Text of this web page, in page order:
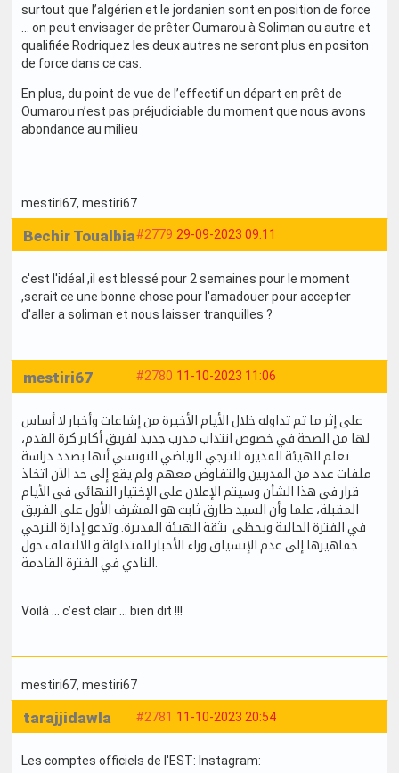
surtout que l’algérien et le jordanien sont en position de force
… on peut envisager de prêter Oumarou à Soliman ou autre et
qualifiée Rodriquez les deux autres ne seront plus en positon
de force dans ce cas.
En plus, du point de vue de l’effectif un départ en prêt de
Oumarou n’est pas préjudiciable du moment que nous avons
abondance au milieu
mestiri67, mestiri67
#2779 29-09-2023 09:11
Bechir Toualbia
c'est l'idéal ,il est blessé pour 2 semaines pour le moment
,serait ce une bonne chose pour l'amadouer pour accepter
d'aller a soliman et nous laisser tranquilles ?
#2780 11-10-2023 11:06
mestiri67
على إثر ما تم تداوله خلال الأيام الأخيرة من إشاعات وأخبار لا أساس
لها من الصحة في خصوص انتداب مدرب جديد لفريق أكابر كرة القدم،
تعلم الهيئة المديرة للترجي الرياضي التونسي أنها بصدد دراسة
ملفات عدد من المدربين والتفاوض معهم ولم يقع إلى حد الآن اتخاذ
قرار في هذا الشأن وسيتم الإعلان على الإختيار النهائي في الأيام
المقبلة، علما وأن السيد طارق ثابت هو المشرف الأول على الفريق
في الفترة الحالية ويحظى بثقة الهيئة المديرة. وتدعو إدارة الترجي
جماهيرها إلى عدم الإنسياق وراء الأخبار المتداولة و الالتفاف حول
Voilà … c’est clair … bien dit !!!
mestiri67, mestiri67
#2781 11-10-2023 20:54
tarajjidawla
Les comptes officiels de l'EST: Instagram: